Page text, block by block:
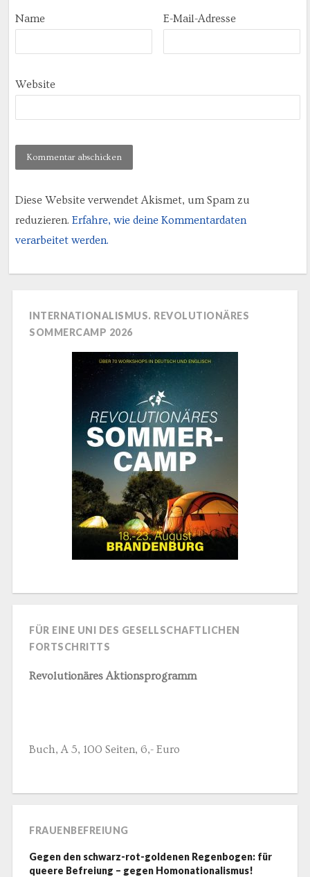
Name E-Mail-Adresse
Website
Diese Website verwendet Akismet, um Spam zu
reduzieren. Erfahre, wie deine Kommentardaten
verarbeitet werden.
INTERNATIONALISMUS. REVOLUTIONÄRES
SOMMERCAMP 2026
FÜR EINE UNI DES GESELLSCHAFTLICHEN
FORTSCHRITTS
Revolutionäres Aktionsprogramm
Buch, A 5, 100 Seiten, 6,- Euro
FRAUENBEFREIUNG
Gegen den schwarz-rot-goldenen Regenbogen: für
queere Befreiung – gegen Homonationalismus!